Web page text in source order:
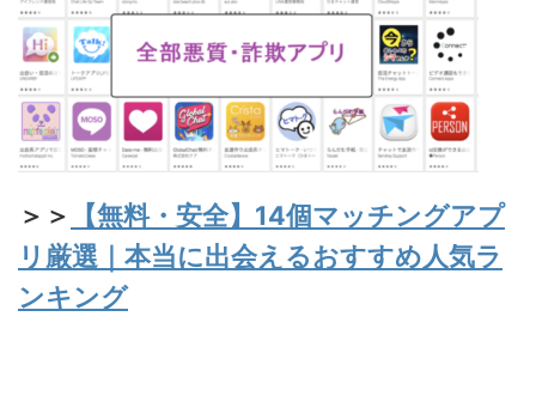
＞＞
【無料・安全】14個マッチングアプ
リ厳選｜本当に出会えるおすすめ人気ラ
ンキング